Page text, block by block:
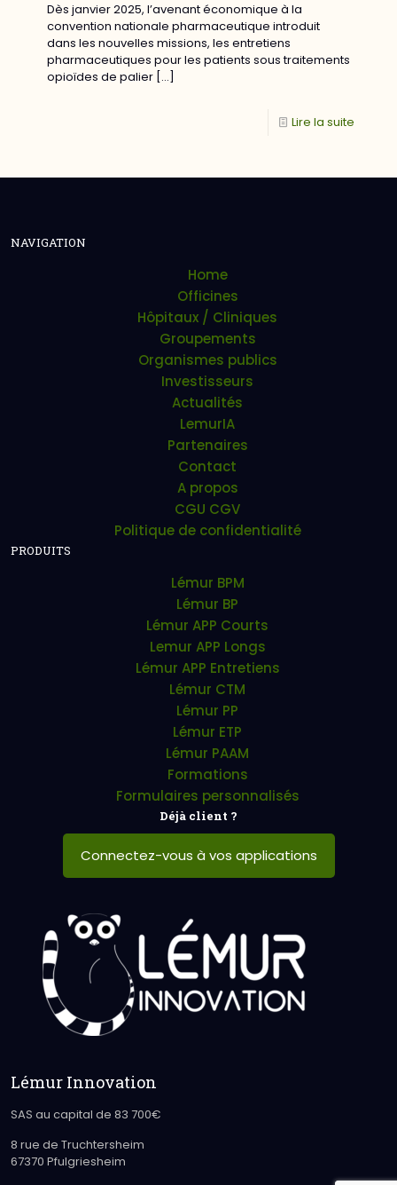
Dès janvier 2025, l’avenant économique à la
convention nationale pharmaceutique introduit
dans les nouvelles missions, les entretiens
pharmaceutiques pour les patients sous traitements
opioïdes de palier […]
Lire la suite
NAVIGATION
Home
Officines
Hôpitaux / Cliniques
Groupements
Organismes publics
Investisseurs
Actualités
LemurIA
Partenaires
Contact
A propos
CGU CGV
Politique de confidentialité
PRODUITS
Lémur BPM
Lémur BP
Lémur APP Courts
Lemur APP Longs
Lémur APP Entretiens
Lémur CTM
Lémur PP
Lémur ETP
Lémur PAAM
Formations
Formulaires personnalisés
Déjà client ?
Connectez-vous à vos applications
Lémur Innovation
SAS au capital de 83 700€
8 rue de Truchtersheim
67370 Pfulgriesheim